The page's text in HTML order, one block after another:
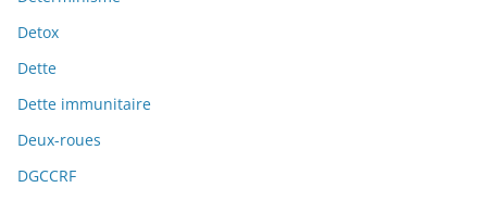
Detox
Dette
Dette immunitaire
Deux-roues
DGCCRF